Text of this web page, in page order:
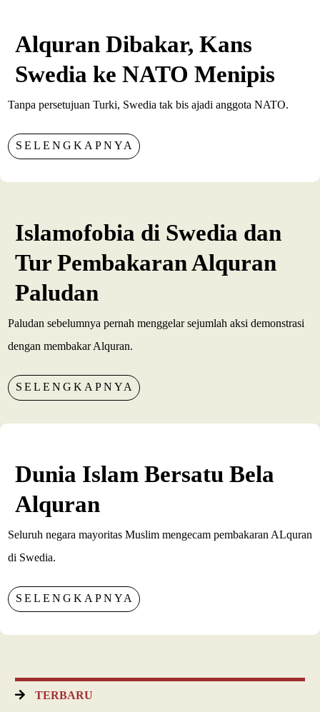
Alquran Dibakar, Kans
Swedia ke NATO Menipis
Tanpa persetujuan Turki, Swedia tak bis ajadi anggota NATO.
SELENGKAPNYA
Islamofobia di Swedia dan
Tur Pembakaran Alquran
Paludan
Paludan sebelumnya pernah menggelar sejumlah aksi demonstrasi
dengan membakar Alquran.
SELENGKAPNYA
Dunia Islam Bersatu Bela
Alquran
Seluruh negara mayoritas Muslim mengecam pembakaran ALquran
di Swedia.
SELENGKAPNYA
TERBARU